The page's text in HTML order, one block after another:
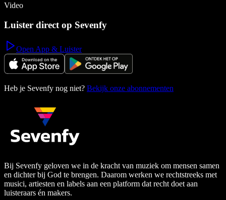
Video
Luister direct op Sevenfy
Open App & Luister
Heb je Sevenfy nog niet? Bekijk onze abonnementen
Bij Sevenfy geloven we in de kracht van muziek om mensen samen
en dichter bij God te brengen. Daarom werken we rechtstreeks met
musici, artiesten en labels aan een platform dat recht doet aan
luisteraars én makers.